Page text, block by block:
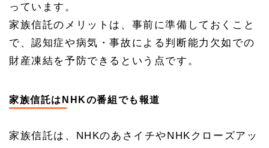
っています。
家族信託のメリットは、事前に準備しておくこと
で、認知症や病気・事故による判断能力欠如での
財産凍結を予防できるという点です。
家族信託はNHKの番組でも報道
家族信託は、NHKのあさイチやNHKクローズアッ